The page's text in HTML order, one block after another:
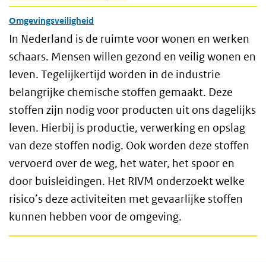
Omgevingsveiligheid
In Nederland is de ruimte voor wonen en werken
schaars. Mensen willen gezond en veilig wonen en
leven. Tegelijkertijd worden in de industrie
belangrijke chemische stoffen gemaakt. Deze
stoffen zijn nodig voor producten uit ons dagelijks
leven. Hierbij is productie, verwerking en opslag
van deze stoffen nodig. Ook worden deze stoffen
vervoerd over de weg, het water, het spoor en
door buisleidingen. Het RIVM onderzoekt welke
risico’s deze activiteiten met gevaarlijke stoffen
kunnen hebben voor de omgeving.